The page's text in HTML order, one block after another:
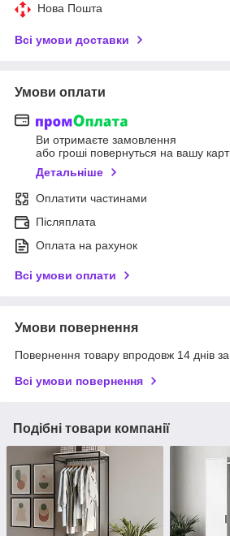
Нова Пошта
Всі умови доставки
Умови оплати
Ви отримаєте замовлення
або гроші повернуться на вашу
Детальніше
Оплатити частинами
Післяплата
Оплата на рахунок
Всі умови оплати
Умови повернення
Повернення товару впродовж 14 днів
Всі умови повернення
Подібні товари компанії